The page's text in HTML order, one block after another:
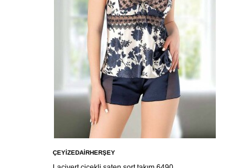
ÇEYIZEDAIRHERŞEY